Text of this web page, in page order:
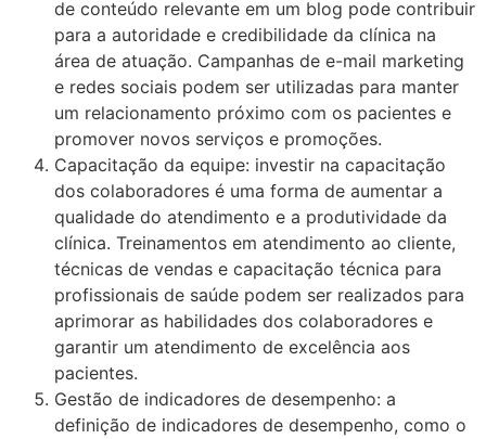
de conteúdo relevante em um blog pode contribuir
para a autoridade e credibilidade da clínica na
área de atuação. Campanhas de e-mail marketing
e redes sociais podem ser utilizadas para manter
um relacionamento próximo com os pacientes e
promover novos serviços e promoções.
Capacitação da equipe: investir na capacitação
dos colaboradores é uma forma de aumentar a
qualidade do atendimento e a produtividade da
clínica. Treinamentos em atendimento ao cliente,
técnicas de vendas e capacitação técnica para
profissionais de saúde podem ser realizados para
aprimorar as habilidades dos colaboradores e
garantir um atendimento de excelência aos
pacientes.
Gestão de indicadores de desempenho: a
definição de indicadores de desempenho, como o